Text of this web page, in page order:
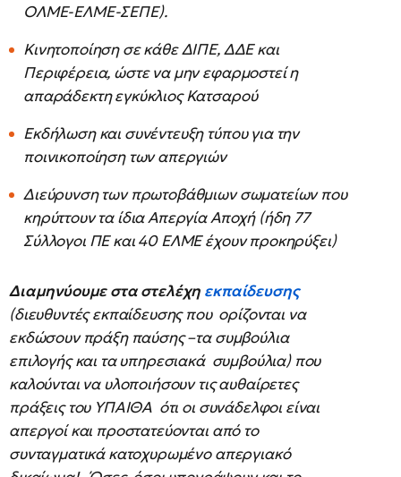
ΟΛΜΕ-ΕΛΜΕ-ΣΕΠΕ).
Κινητοποίηση σε κάθε ΔΙΠΕ, ΔΔΕ και
Περιφέρεια, ώστε να μην εφαρμοστεί η
απαράδεκτη εγκύκλιος Κατσαρού
Εκδήλωση και συνέντευξη τύπου για την
ποινικοποίηση των απεργιών
Διεύρυνση των πρωτοβάθμιων σωματείων που
κηρύττουν τα ίδια Απεργία Αποχή (ήδη 77
Σύλλογοι ΠΕ και 40 ΕΛΜΕ έχουν προκηρύξει)
Διαμηνύουμε στα στελέχη εκπαίδευσης
(διευθυντές εκπαίδευσης που ορίζονται να
εκδώσουν πράξη παύσης –τα συμβούλια
επιλογής και τα υπηρεσιακά συμβούλια) που
καλούνται να υλοποιήσουν τις αυθαίρετες
πράξεις του ΥΠΑΙΘΑ ότι οι συνάδελφοι είναι
απεργοί και προστατεύονται από το
συνταγματικά κατοχυρωμένο απεργιακό